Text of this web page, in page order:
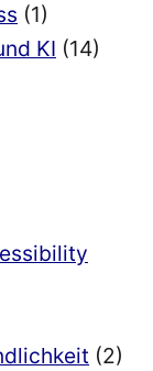
(1)
KI (14)
(2)